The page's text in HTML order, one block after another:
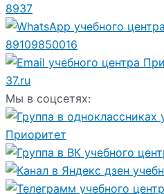
8937
89109850016
37.ru
Мы в соцсетях: